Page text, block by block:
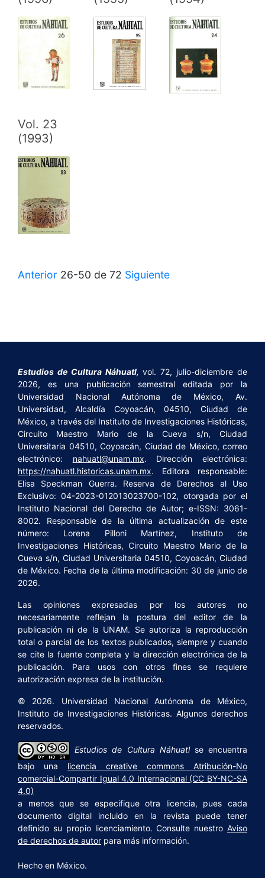
Vol. 23
(1993)
Anterior 26-50 de 72 Siguiente
Estudios de Cultura Náhuatl, vol. 72, julio-diciembre de
2026, es una publicación semestral editada por la
Universidad Nacional Autónoma de México, Av.
Universidad, Alcaldía Coyoacán, 04510, Ciudad de
México, a través del Instituto de Investigaciones Históricas,
Circuito Maestro Mario de la Cueva s/n, Ciudad
Universitaria 04510, Coyoacán, Ciudad de México, correo
electrónico: nahuatl@unam.mx. Dirección electrónica:
https://nahuatl.historicas.unam.mx. Editora responsable:
Elisa Speckman Guerra. Reserva de Derechos al Uso
Exclusivo: 04-2023-012013023700-102, otorgada por el
Instituto Nacional del Derecho de Autor; e-ISSN: 3061-
8002. Responsable de la última actualización de este
número: Lorena Pilloni Martínez, Instituto de
Investigaciones Históricas, Circuito Maestro Mario de la
Cueva s/n, Ciudad Universitaria 04510, Coyoacán, Ciudad
de México. Fecha de la última modificación: 30 de junio de
2026.
Las opiniones expresadas por los autores no
necesariamente reflejan la postura del editor de la
publicación ni de la UNAM. Se autoriza la reproducción
total o parcial de los textos publicados, siempre y cuando
se cite la fuente completa y la dirección electrónica de la
publicación. Para usos con otros fines se requiere
autorización expresa de la institución.
© 2026. Universidad Nacional Autónoma de México,
Instituto de Investigaciones Históricas. Algunos derechos
reservados.
Estudios de Cultura Náhuatlse encuentra
bajo una licencia creative commons Atribución-No
comercial-Compartir Igual 4.0 Internacional (CC BY-NC-SA
4.0)
a menos que se especifique otra licencia, pues cada
documento digital incluido en la revista puede tener
definido su propio licenciamiento. Consulte nuestro Aviso
de derechos de autor para más información.
Hecho en México.